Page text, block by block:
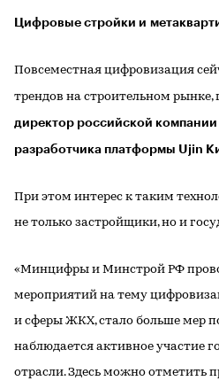
Цифровые стройки и
Повсеместная цифровизация
трендов на строительном рынке,
директор российской
разработчика платформы Ujin
При этом интерес к таким
не только застройщики, но и
«Минцифры и Минстрой РФ
мероприятий на тему
и сферы ЖКХ, стало больше мер
наблюдается активное участие
отрасли. Здесь можно отметить